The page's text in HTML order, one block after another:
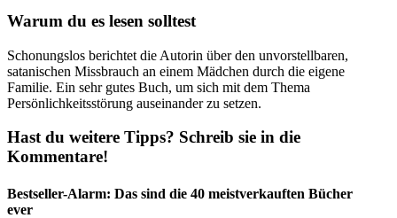
Warum du es lesen solltest
Schonungslos berichtet die Autorin über den unvorstellbaren,
satanischen Missbrauch an einem Mädchen durch die eigene
Familie. Ein sehr gutes Buch, um sich mit dem Thema
Persönlichkeitsstörung auseinander zu setzen.
Hast du weitere Tipps? Schreib sie in die
Kommentare!
Bestseller-Alarm: Das sind die 40 meistverkauften Bücher
ever